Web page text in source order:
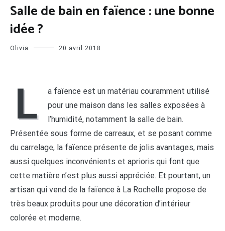
Salle de bain en faïence : une bonne
idée ?
Olivia 20 avril 2018
L
a faïence est un matériau couramment utilisé
pour une maison dans les salles exposées à
l’humidité, notamment la salle de bain.
Présentée sous forme de carreaux, et se posant comme
du carrelage, la faïence présente de jolis avantages, mais
aussi quelques inconvénients et aprioris qui font que
cette matière n’est plus aussi appréciée. Et pourtant, un
artisan qui vend de la faïence à La Rochelle propose de
très beaux produits pour une décoration d’intérieur
colorée et moderne.